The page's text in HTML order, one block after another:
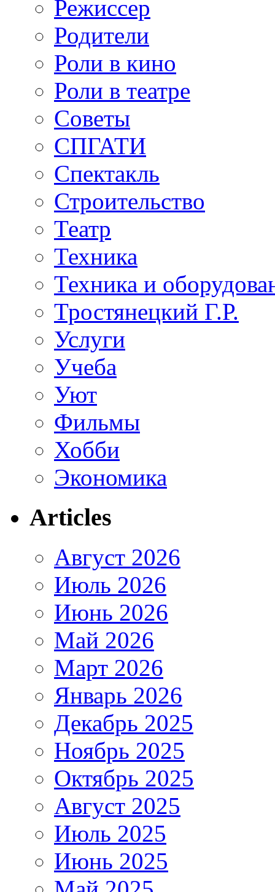
Режиссер
Родители
Роли в кино
Роли в театре
Советы
СПГАТИ
Спектакль
Строительство
Театр
Техника
Техника и
Тростянецкий Г.Р.
Услуги
Учеба
Уют
Фильмы
Хобби
Экономика
Articles
Август 2026
Июль 2026
Июнь 2026
Май 2026
Март 2026
Январь 2026
Декабрь 2025
Ноябрь 2025
Октябрь 2025
Август 2025
Июль 2025
Июнь 2025